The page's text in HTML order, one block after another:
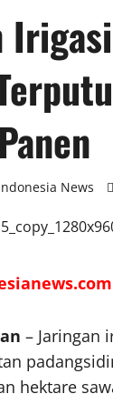
News
– Jaringan
hektare